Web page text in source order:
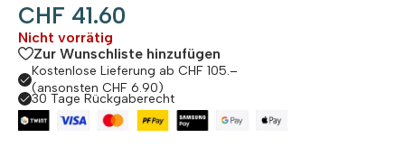
CHF 41.60
Nicht vorrätig
Zur Wunschliste hinzufügen
Kostenlose Lieferung ab CHF 105.–
(ansonsten CHF 6.90)
30 Tage Rückgaberecht